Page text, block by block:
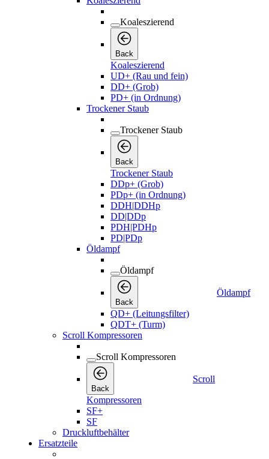
Koaleszierend
Back
Koaleszierend
UD+ (Rau und fein)
DD+ (Grob)
PD+ (in Ordnung)
Trockener Staub
Trockener Staub
Back
Trockener Staub
DDp+ (Grob)
PDp+ (in Ordnung)
DDH|DDHp
DD|DDp
PDH|PDHp
PD|PDp
Öldampf
Öldampf
Back
Öldampf
QD+ (Leitungsfilter)
QDT+ (Turm)
Scroll Kompressoren
Scroll Kompressoren
Back
Scroll
Kompressoren
SF+
SF
Druckluftbehälter
Ersatzteile